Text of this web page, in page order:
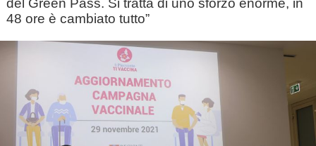
del Green Pass. Si tratta di uno sforzo enorme, in
48 ore è cambiato tutto”